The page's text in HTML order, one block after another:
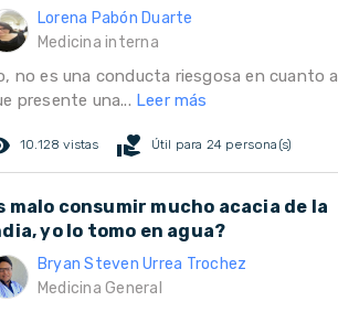
Lorena Pabón Duarte
Medicina interna
no es una conducta riesgosa en cuanto a
presente una... Leer más
10.128 vistas volunteer_activism Útil para 24 persona(s)
malo consumir mucho acacia de la
yo lo tomo en agua?
Bryan Steven Urrea Trochez
Medicina General